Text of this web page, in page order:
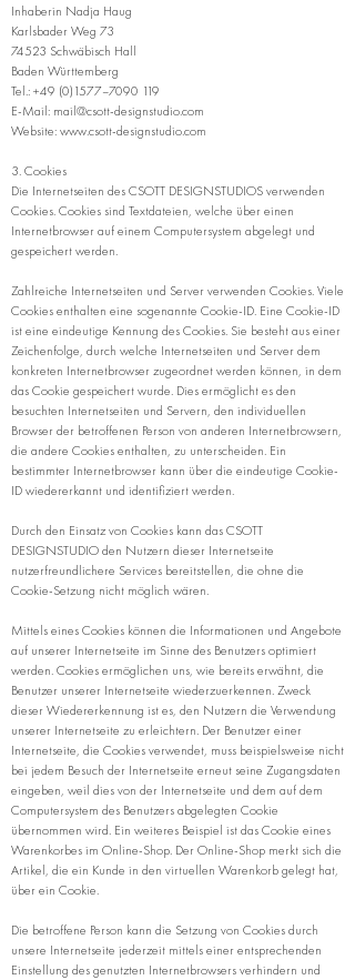
Inhaberin Nadja Haug
Karlsbader Weg 73
74523 Schwäbisch Hall
Baden Württemberg
Tel.:+49 (0)1577–7090 119
E-Mail: mail@csott-designstudio.com
Website:www.csott-designstudio.com
3. Cookies
Die Internetseiten des CSOTT DESIGNSTUDIOS verwenden
Cookies. Cookies sind Textdateien, welche über einen
Internetbrowser auf einem Computersystem abgelegt und
gespeichert werden.
Zahlreiche Internetseiten und Server verwenden Cookies. Viele
Cookies enthalten eine sogenannte Cookie-ID. Eine Cookie-ID
ist eine eindeutige Kennung des Cookies. Sie besteht aus einer
Zeichenfolge, durch welche Internetseiten und Server dem
konkreten Internetbrowser zugeordnet werden können, in dem
das Cookie gespeichert wurde. Dies ermöglicht es den
besuchten Internetseiten und Servern, den individuellen
Browser der betroffenen Person von anderen Internetbrowsern,
die andere Cookies enthalten, zu unterscheiden. Ein
bestimmter Internetbrowser kann über die eindeutige Cookie-
ID wiedererkannt und identifiziert werden.
Durch den Einsatz von Cookies kann das CSOTT
DESIGNSTUDIO den Nutzern dieser Internetseite
nutzerfreundlichere Services bereitstellen, die ohne die
Cookie-Setzung nicht möglich wären.
Mittels eines Cookies können die Informationen und Angebote
auf unserer Internetseite im Sinne des Benutzers optimiert
werden. Cookies ermöglichen uns, wie bereits erwähnt, die
Benutzer unserer Internetseite wiederzuerkennen. Zweck
dieser Wiedererkennung ist es, den Nutzern die Verwendung
unserer Internetseite zu erleichtern. Der Benutzer einer
Internetseite, die Cookies verwendet, muss beispielsweise nicht
bei jedem Besuch der Internetseite erneut seine Zugangsdaten
eingeben, weil dies von der Internetseite und dem auf dem
Computersystem des Benutzers abgelegten Cookie
übernommen wird. Ein weiteres Beispiel ist das Cookie eines
Warenkorbes im Online-Shop. Der Online-Shop merkt sich die
Artikel, die ein Kunde in den virtuellen Warenkorb gelegt hat,
über ein Cookie.
Die betroffene Person kann die Setzung von Cookies durch
unsere Internetseite jederzeit mittels einer entsprechenden
Einstellung des genutzten Internetbrowsers verhindern und